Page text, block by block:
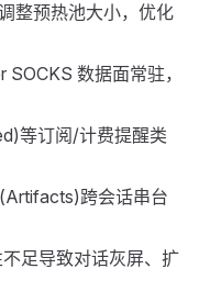
整预热池大小，优化
数据面常驻，
等订阅/计费提醒类
跨会话串台
足导致对话灰屏、扩